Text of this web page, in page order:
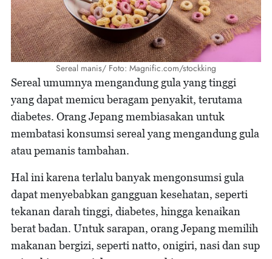
Sereal manis/ Foto: Magnific.com/stockking
Sereal umumnya mengandung gula yang tinggi
yang dapat memicu beragam penyakit, terutama
diabetes. Orang Jepang membiasakan untuk
membatasi konsumsi sereal yang mengandung gula
atau pemanis tambahan.
Hal ini karena terlalu banyak mengonsumsi gula
dapat menyebabkan gangguan kesehatan, seperti
tekanan darah tinggi, diabetes, hingga kenaikan
berat badan. Untuk sarapan, orang Jepang memilih
makanan bergizi, seperti natto, onigiri, nasi dan sup